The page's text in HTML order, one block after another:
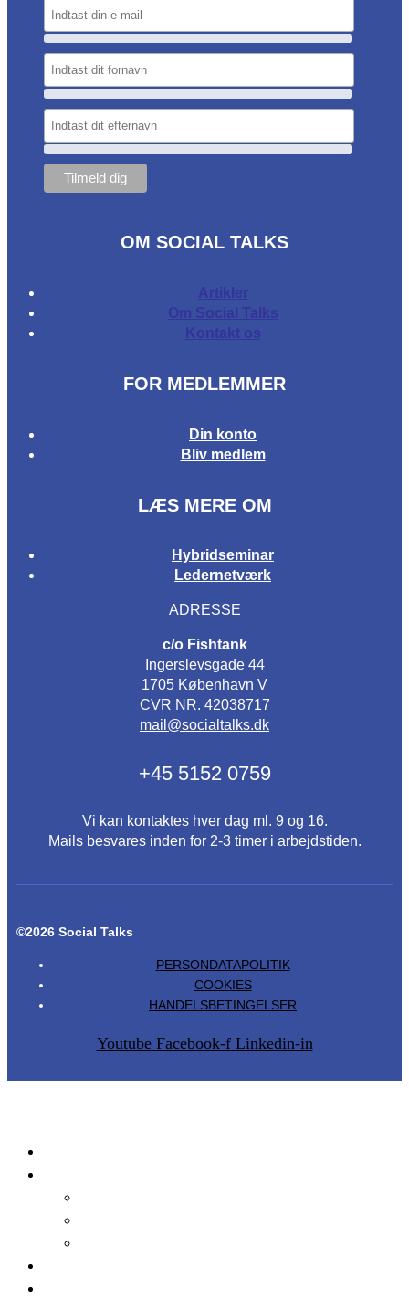
OM SOCIAL TALKS
Artikler
Om Social Talks
Kontakt os
FOR MEDLEMMER
Din konto
Bliv medlem
LÆS MERE OM
Hybridseminar
Ledernetværk
ADRESSE
c/o Fishtank
Ingerslevsgade 44
1705 København V
CVR NR. 42038717
mail@socialtalks.dk
+45 5152 0759
Vi kan kontaktes hver dag ml. 9 og 16.
Mails besvares inden for 2-3 timer i arbejdstiden.
©2026 Social Talks
PERSONDATAPOLITIK
COOKIES
HANDELSBETINGELSER
Youtube Facebook-f Linkedin-in